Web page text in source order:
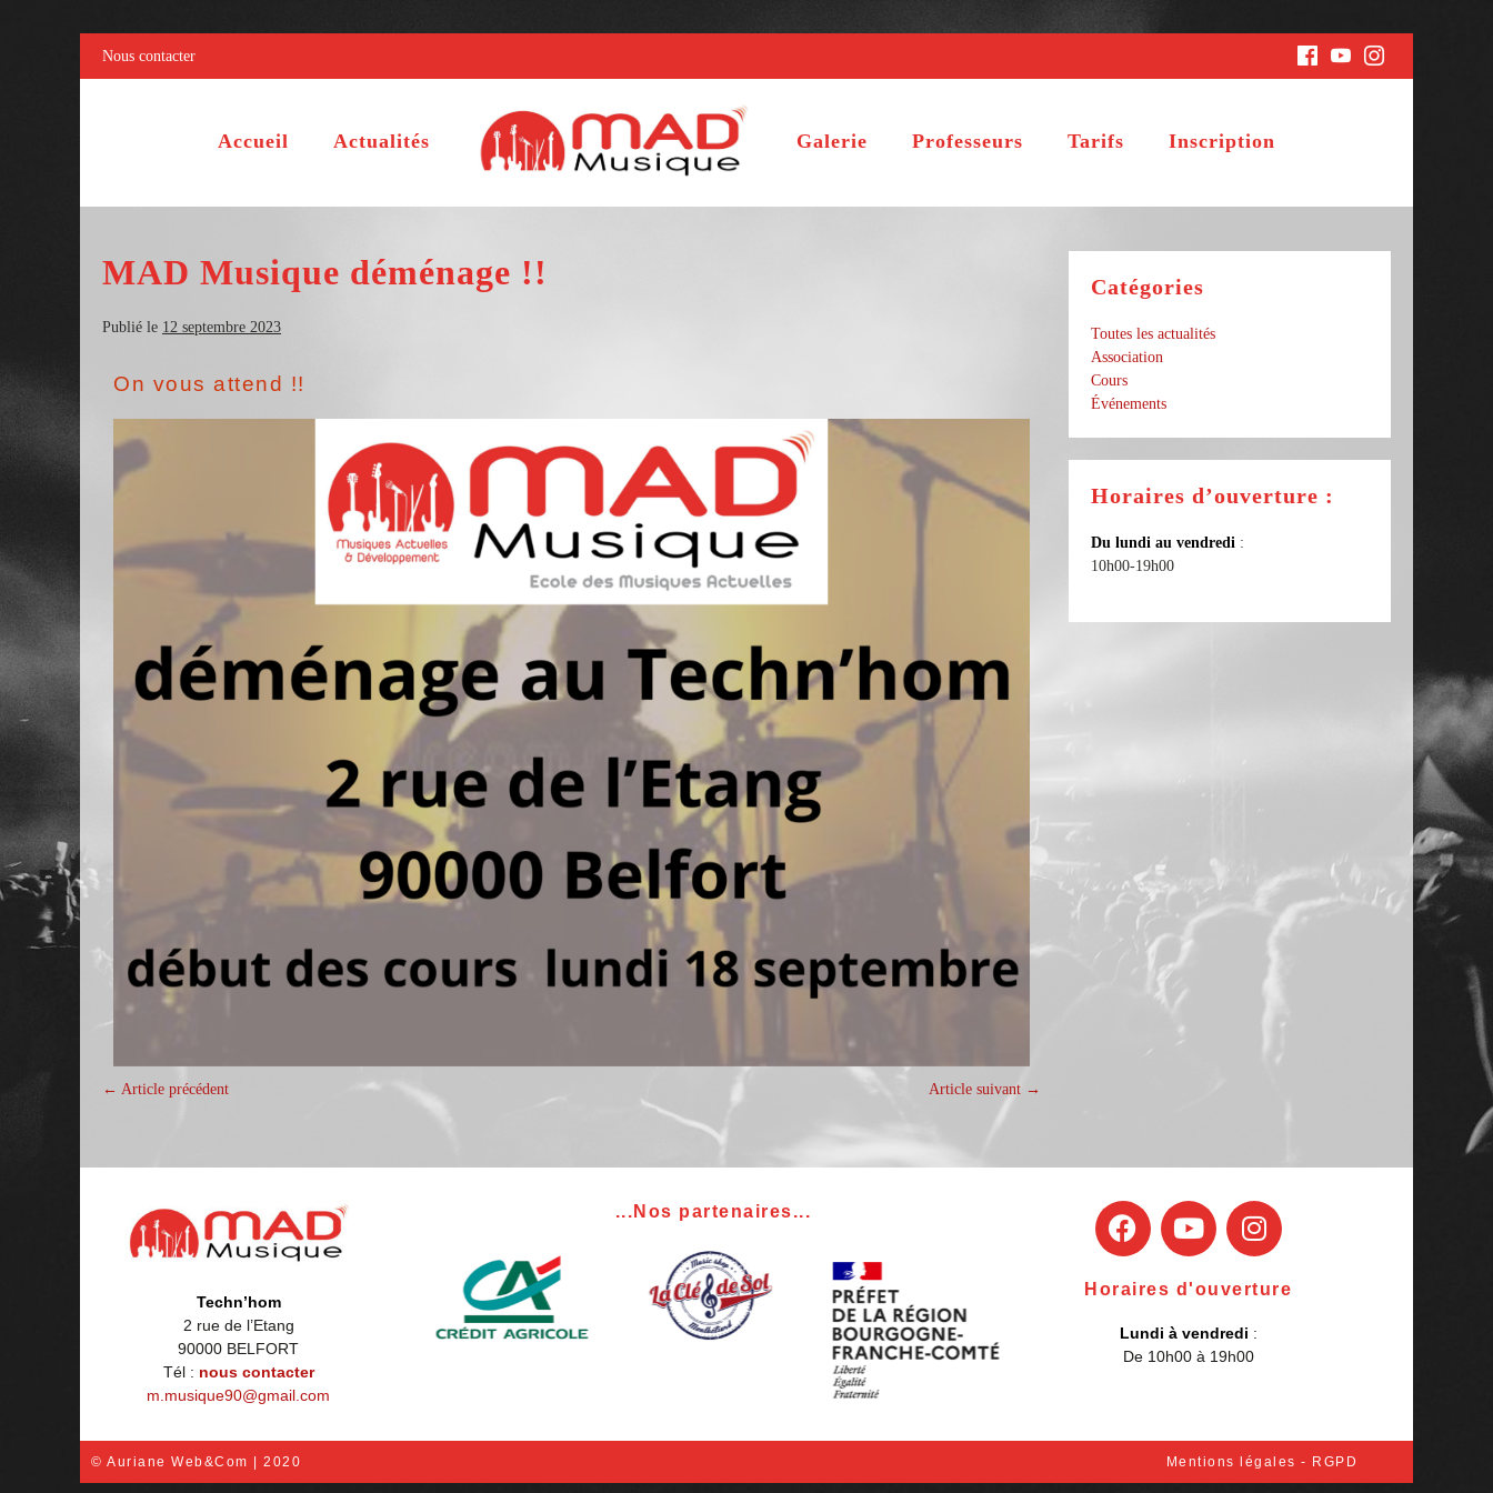
Nous contacter
Accueil Actualités Galerie Professeurs Tarifs Inscription
MAD Musique déménage !!
Publié le 12 septembre 2023
On vous attend !!
← Article précédent Article suivant →
Catégories
Toutes les actualités
Association
Cours
Événements
Horaires d’ouverture :
Du lundi au vendredi :
10h00-19h00
Techn’hom
2 rue de l’Etang
90000 BELFORT
Tél : nous contacter
m.musique90@gmail.com
...Nos partenaires...
Horaires d'ouverture
Lundi à vendredi :
De 10h00 à 19h00
© Auriane Web&Com | 2020 Mentions légales - RGPD